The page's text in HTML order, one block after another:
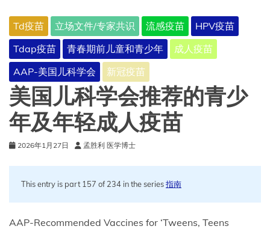
接
种
计
划
建
议
Td疫苗 立场文件/专家共识 流感疫苗
HPV疫苗
Tdap疫苗
青春期前儿童和青少年
成人疫苗
AAP-美国儿科学会
新冠疫苗
美国儿科学会推荐的青少
年及年轻成人疫苗
2026年1月27日 孟胜利 医学博士
This entry is part 157 of 234 in the series指南
AAP-Recommended Vaccines for ‘Tweens, Teens